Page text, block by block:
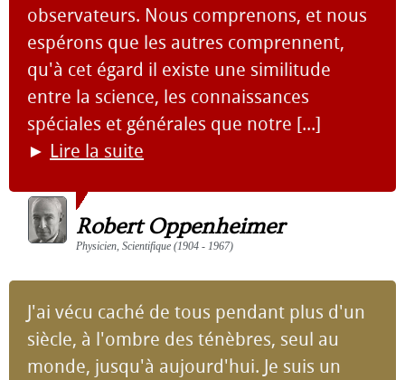
observateurs. Nous comprenons, et nous
espérons que les autres comprennent,
qu'à cet égard il existe une similitude
entre la science, les connaissances
spéciales et générales que notre [...]
► Lire la suite
Robert Oppenheimer
Physicien, Scientifique (1904 - 1967)
J'ai vécu caché de tous pendant plus d'un
siècle, à l'ombre des ténèbres, seul au
monde, jusqu'à aujourd'hui. Je suis un